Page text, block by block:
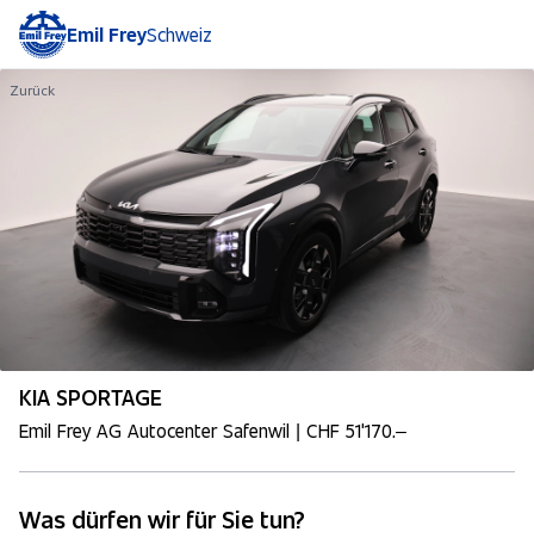
Emil FreySchweiz
Zurück
KIA SPORTAGE
Emil Frey AG Autocenter Safenwil | CHF 51'170.–
Was dürfen wir für Sie tun?